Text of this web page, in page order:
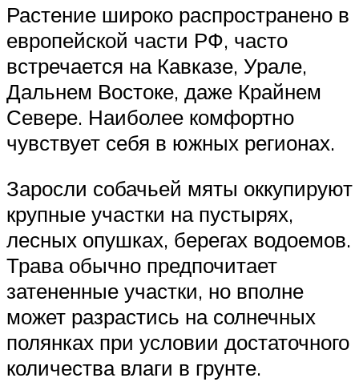
Растение широко распространено в
европейской части РФ, часто
встречается на Кавказе, Урале,
Дальнем Востоке, даже Крайнем
Севере. Наиболее комфортно
чувствует себя в южных регионах.
Заросли собачьей мяты оккупируют
крупные участки на пустырях,
лесных опушках, берегах водоемов.
Трава обычно предпочитает
затененные участки, но вполне
может разрастись на солнечных
полянках при условии достаточного
количества влаги в грунте.